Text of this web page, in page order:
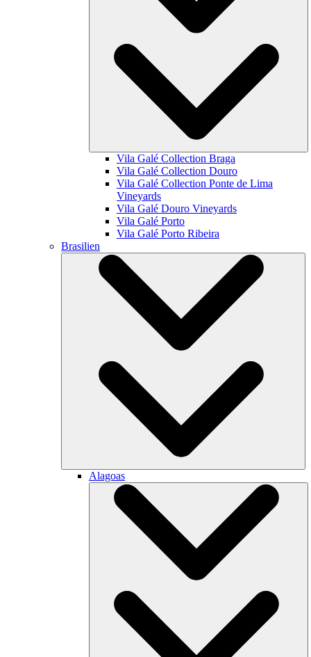
Vila Galé Collection Braga
Vila Galé Collection Douro
Vila Galé Collection Ponte de Lima
Vineyards
Vila Galé Douro Vineyards
Vila Galé Porto
Vila Galé Porto Ribeira
Brasilien
Alagoas